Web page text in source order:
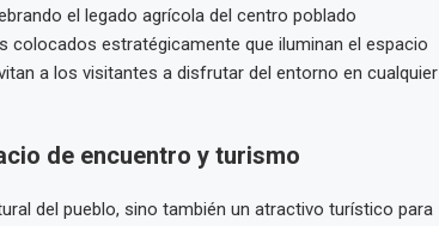
el legado agrícola del centro poblado
estratégicamente que iluminan el espacio
a los visitantes a disfrutar del entorno en cualquier
de encuentro y turismo
del pueblo, sino también un atractivo turístico para